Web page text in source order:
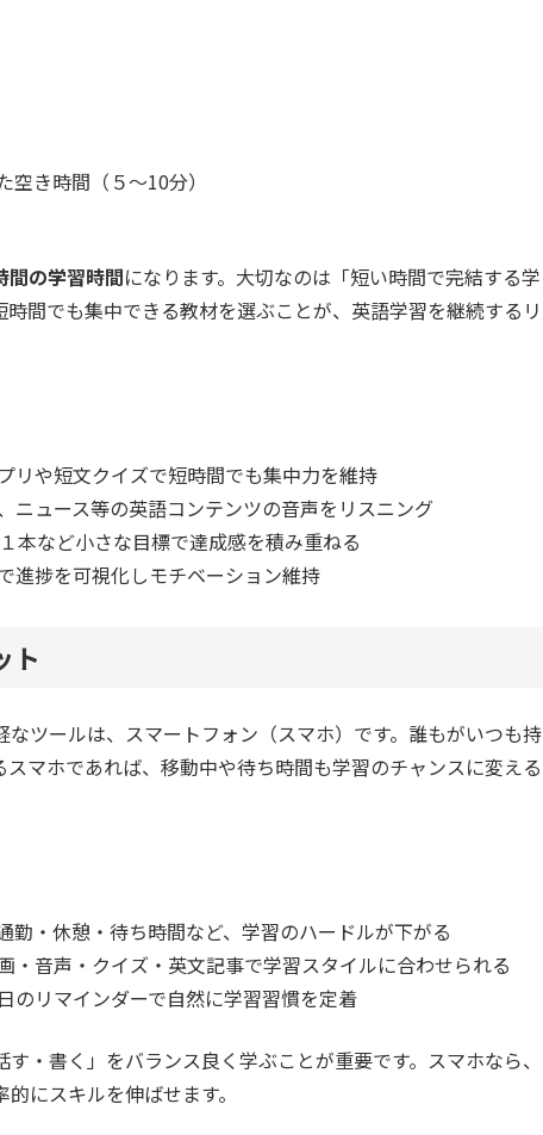
き時間（５～10分）
間の学習時間になります。大切なのは「短い時間で完結する学
間でも集中できる教材を選ぶことが、英語学習を継続するリ
リや短文クイズで短時間でも集中力を維持
ニュース等の英語コンテンツの音声をリスニング
本など小さな目標で達成感を積み重ねる
進捗を可視化しモチベーション維持
ト
ツールは、スマートフォン（スマホ）です。誰もがいつも持
マホであれば、移動中や待ち時間も学習のチャンスに変える
勤・休憩・待ち時間など、学習のハードルが下がる
・音声・クイズ・英文記事で学習スタイルに合わせられる
のリマインダーで自然に学習習慣を定着
・書く」をバランス良く学ぶことが重要です。スマホなら、
にスキルを伸ばせます。